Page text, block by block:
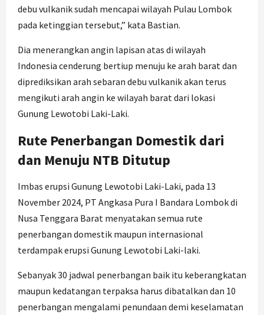
debu vulkanik sudah mencapai wilayah Pulau Lombok
pada ketinggian tersebut,” kata Bastian.
Dia menerangkan angin lapisan atas di wilayah
Indonesia cenderung bertiup menuju ke arah barat dan
diprediksikan arah sebaran debu vulkanik akan terus
mengikuti arah angin ke wilayah barat dari lokasi
Gunung Lewotobi Laki-Laki.
Rute Penerbangan Domestik dari
dan Menuju NTB Ditutup
Imbas erupsi Gunung Lewotobi Laki-Laki, pada 13
November 2024, PT Angkasa Pura I Bandara Lombok di
Nusa Tenggara Barat menyatakan semua rute
penerbangan domestik maupun internasional
terdampak erupsi Gunung Lewotobi Laki-laki.
Sebanyak 30 jadwal penerbangan baik itu keberangkatan
maupun kedatangan terpaksa harus dibatalkan dan 10
penerbangan mengalami penundaan demi keselamatan